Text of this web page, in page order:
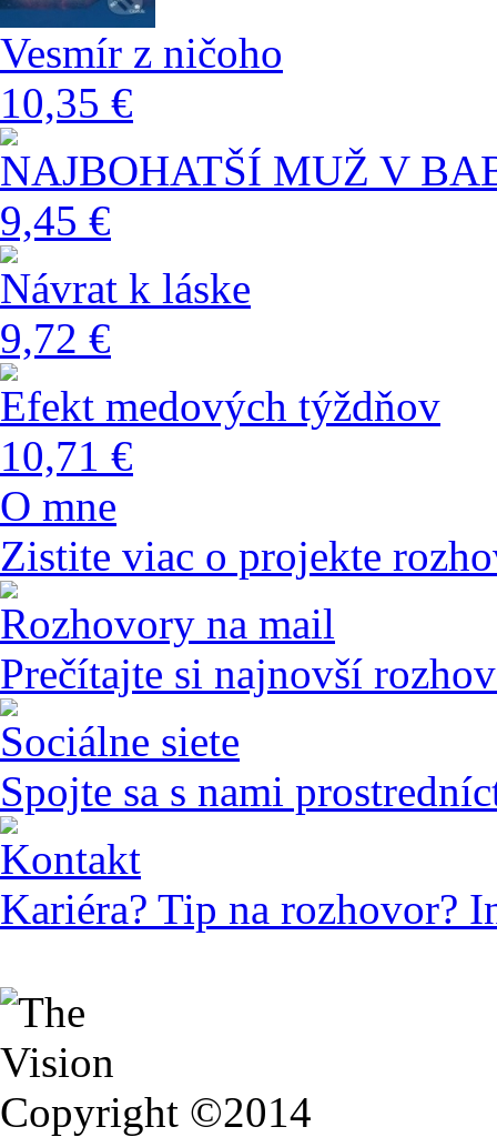
Vesmír z ničoho
10,35 €
NAJBOHATŠÍ MUŽ V
9,45 €
Návrat k láske
9,72 €
Efekt medových týždňov
10,71 €
O mne
Zistite viac o projekte
Rozhovory na mail
Prečítajte si najnovší
Sociálne siete
Spojte sa s nami
Kontakt
Kariéra? Tip na rozhovor?
Copyright ©2014